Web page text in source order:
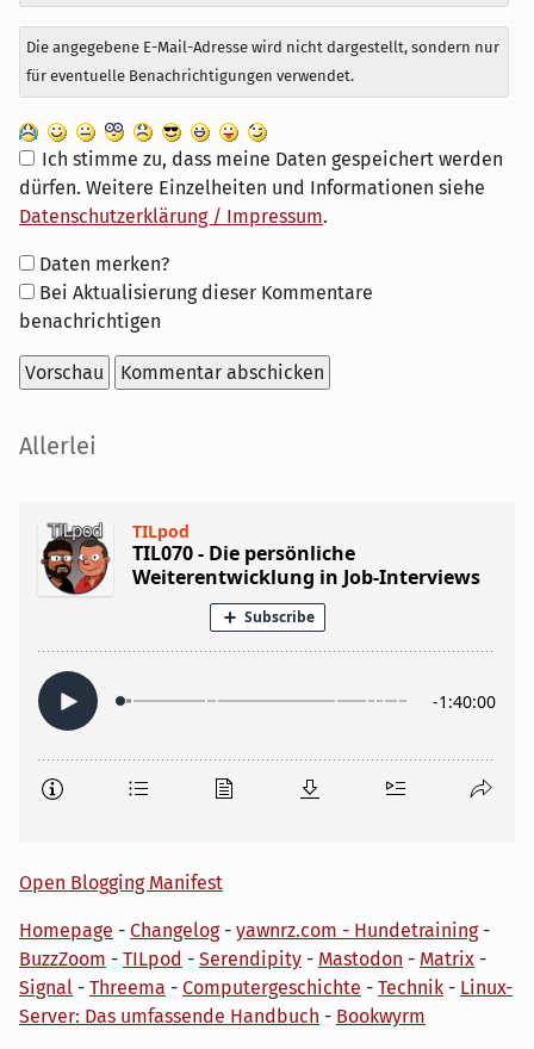
Die angegebene E-Mail-Adresse wird nicht dargestellt, sondern nur
für eventuelle Benachrichtigungen verwendet.
Ich stimme zu, dass meine Daten gespeichert werden
dürfen. Weitere Einzelheiten und Informationen siehe
Datenschutzerklärung / Impressum.
Formular-
Optionen
Daten merken?
Bei Aktualisierung dieser Kommentare
benachrichtigen
Seitenleiste
Allerlei
Open Blogging Manifest
Homepage - Changelog- yawnrz.com - Hundetraining-
BuzzZoom - TILpod - Serendipity - Mastodon - Matrix -
Signal - Threema - Computergeschichte - Technik - Linux-
Server: Das umfassende Handbuch - Bookwyrm